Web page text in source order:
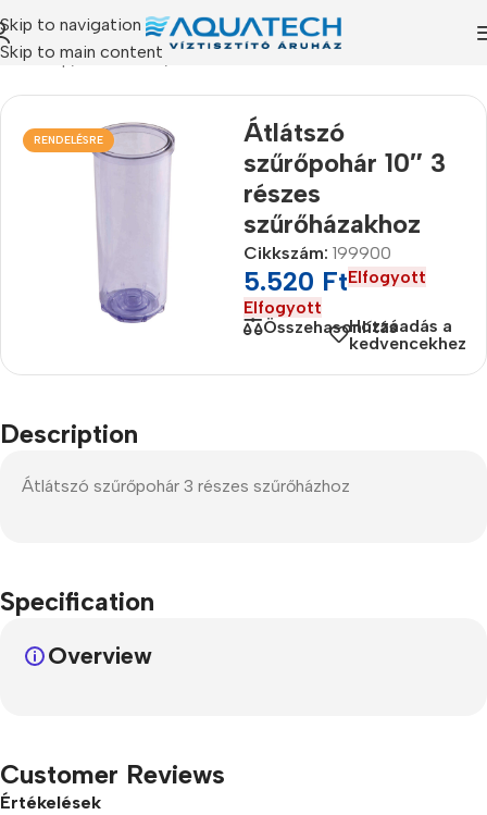
Skip to navigation
Skip to main content
Kezdőlap/Termékeink
RENDELÉSRE
Átlátszó
szűrőpohár 10″ 3
részes
szűrőházakhoz
Cikkszám: 199900
5.520 FtElfogyott
Elfogyott
ÖsszehasonlításHozzáadás a
kedvencekhez
Description
Átlátszó szűrőpohár 3 részes szűrőházhoz
Specification
Overview
Customer Reviews
Értékelések